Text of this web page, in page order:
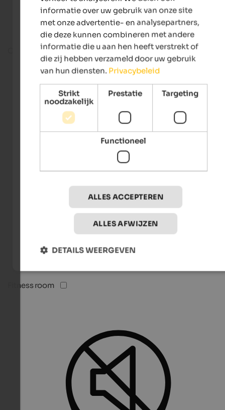
On the ski slope
Fitness room
informatie over uw gebruik van onze site
met onze advertentie- en analysepartners,
die deze kunnen combineren met andere
informatie die u aan hen heeft verstrekt of
die zij hebben verzameld door uw gebruik
van hun diensten. Privacybeleid
Strikt
noodzakelijk
Prestatie Targeting
Functioneel
ALLES ACCEPTEREN
ALLES AFWIJZEN
DETAILS WEERGEVEN